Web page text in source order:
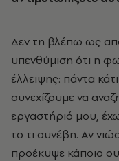
Δεν τη βλέπω ως
υπενθύμιση ότι η
έλλειψης: πάντα
συνεχίζουμε να
εργαστήριό μου,
το τι συνέβη. Αν
προέκυψε κάποιο